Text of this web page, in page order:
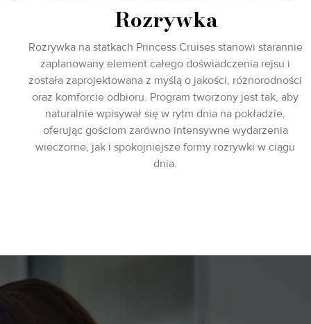
Rozrywka
Rozrywka na statkach Princess Cruises stanowi starannie
zaplanowany element całego doświadczenia rejsu i
została zaprojektowana z myślą o jakości, różnorodności
oraz komforcie odbioru. Program tworzony jest tak, aby
naturalnie wpisywał się w rytm dnia na pokładzie,
oferując gościom zarówno intensywne wydarzenia
wieczorne, jak i spokojniejsze formy rozrywki w ciągu
dnia.